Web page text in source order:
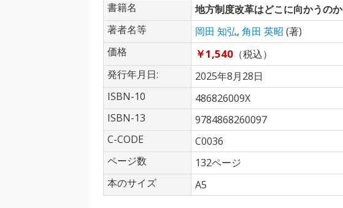
書籍名
地方制度改革はどこに向かうのか
著者名等
岡田 知弘, 角田 英昭 (著)
価格
￥1,540 （税込）
発行年月日:
2025年8月28日
ISBN-10
486826009X
ISBN-13
9784868260097
C-CODE
C0036
ページ数
132ページ
本のサイズ
A5